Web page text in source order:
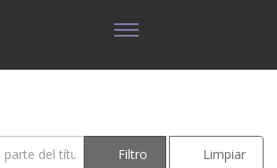
del título Filtro Limpiar